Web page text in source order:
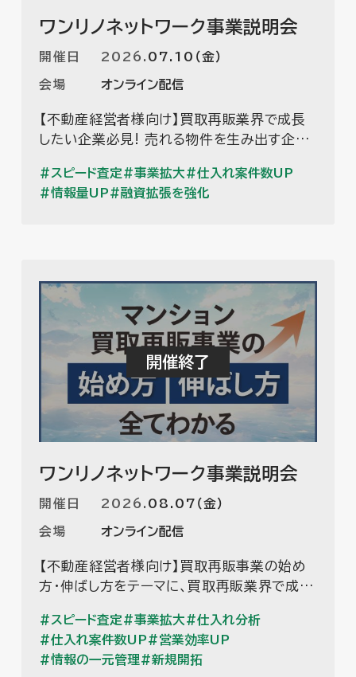
ワンリノネットワーク事業説明会
開催日 2026 . 07.10（金）
会場 オンライン配信
【不動産経営者様向け】買取再販業界で成長
したい企業必見! 売れる物件を生み出す企業
リノネットワークの視点で成長する企業に特徴
する、「ある共通点」を紐解いていきます。
スピード査定 事業拡大
仕入れ案件数UP
情報量UP
融資拡張を強化
ワンリノネットワーク事業説明会
開催日 2026 . 08.07（金）
会場 オンライン配信
【不動産経営者様向け】買取再販事業の始め
方・伸ばし方をテーマに、買取再販業界で成功
トワーク事業についてご紹介します。
スピード査定 事業拡大
仕入れ分析
仕入れ案件数UP
営業効率UP
情報の一元管理
新規開拓